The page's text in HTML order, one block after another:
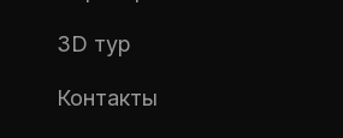
3D тур
Контакты